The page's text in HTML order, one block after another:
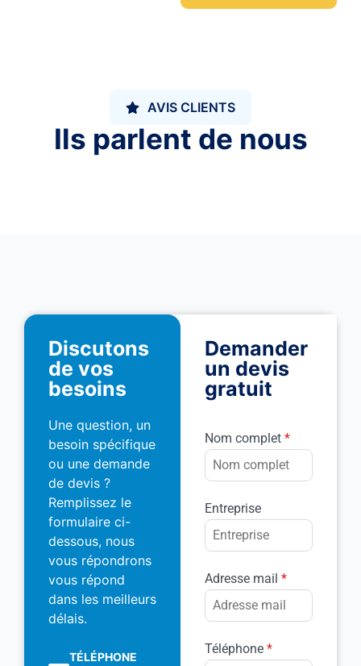
AVIS CLIENTS
Ils parlent de nous
Discutons
de vos
besoins
Une question, un
besoin spécifique
ou une demande
de devis ?
Remplissez le
formulaire ci-
dessous, nous
vous répondrons
vous répond
dans les meilleurs
délais.
TÉLÉPHONE
Demander
un devis
gratuit
Nom complet *
Entreprise
Adresse mail *
Téléphone *